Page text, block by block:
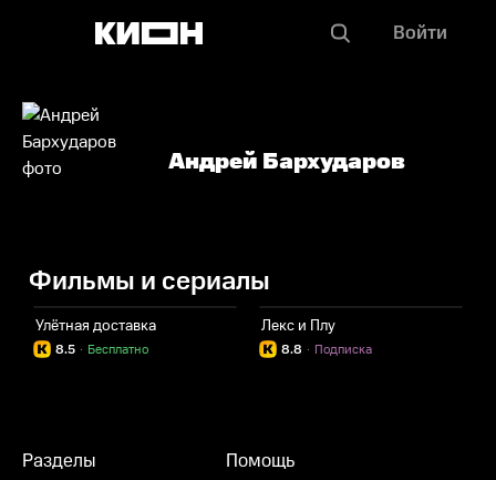
Войти
Андрей Бархударов
Фильмы и сериалы
Улётная доставка
8.5 Бесплатно
·
Лекс и Плу
8.8 Подписка
·
Разделы Помощь